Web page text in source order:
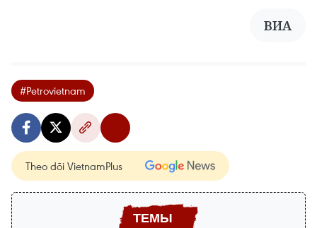
ВИА
#Petrovietnam
Theo dõi VietnamPlus